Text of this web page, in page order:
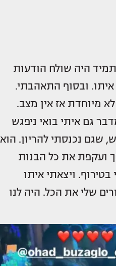
היה שולח הודעות
איתו. ובסוף התאהבתי.
מיוחדת אז אין מצב.
גם איתי בואי ניפגש
שגם נכנסתי להריון. הוא
ועקפת את כל הבנות
ויצאתי איתו
שלי את הכל. היה לנו